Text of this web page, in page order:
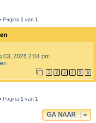
ZOEKEN
Pagina 1van 1
03, 2026 2:04 pm
1 2 3 4 5 6
Pagina 1van 1
GA NAAR